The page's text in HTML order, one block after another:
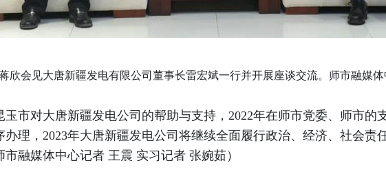
欣会见大唐新疆发电有限公司董事长雷宏斌一行并开展座谈交流。师市融媒
市对大唐新疆发电公司的帮助与支持，2022年在师市党委、师市的
理，2023年大唐新疆发电公司将继续全面履行政治、经济、社会责
融媒体中心记者 王震 实习记者 张婉茹）